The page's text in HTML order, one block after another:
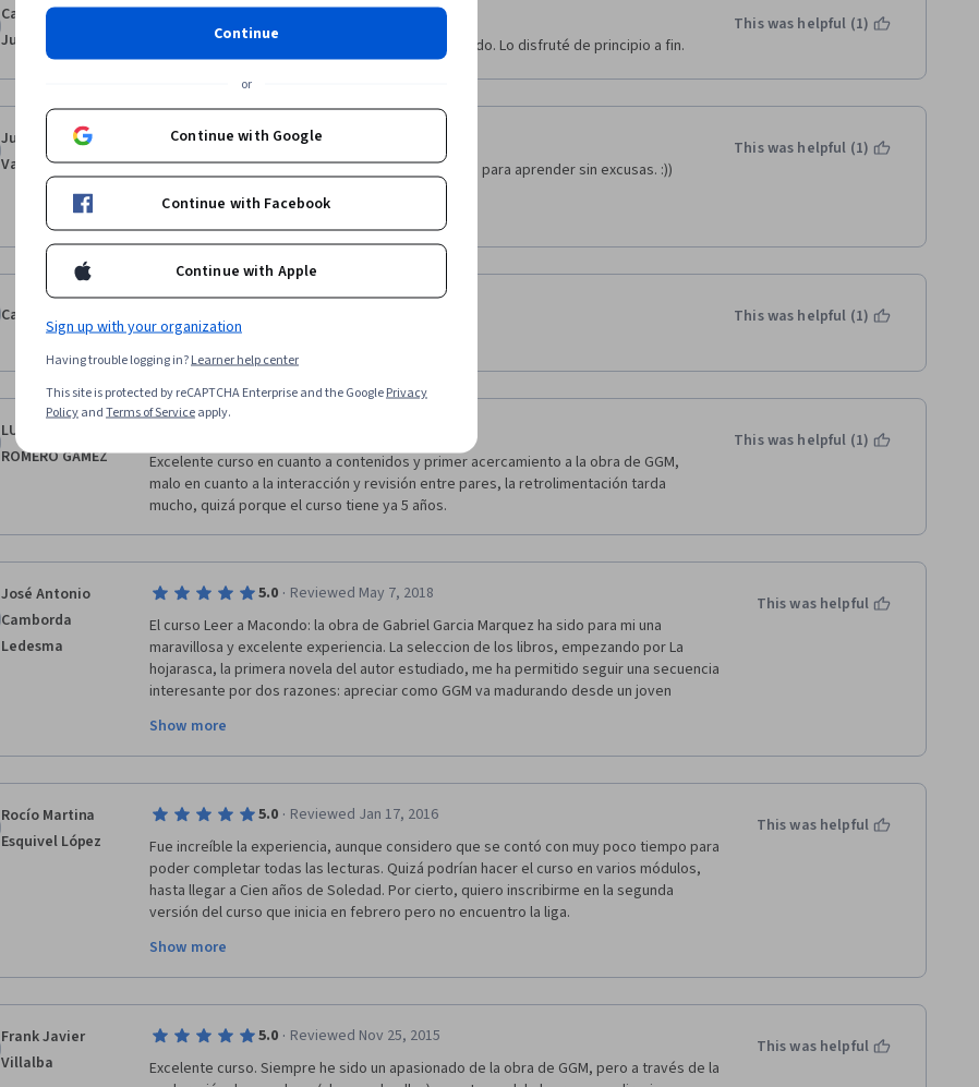
Carlos Andres
Junay Pulido
5.0 · Reviewed Mar 22, 2019
!Me encantó el curso! definitivamente lo recomiendo. Lo disfruté de principio a fin.
This was helpful (1)
Juan José Ferrin
Valdivieso
5.0 · Reviewed Jun 4, 2019
Me parece una manera mas interactiva y accesible para aprender sin excusas. :))
This was helpful (1)
Camilo Pérez G. 5.0 · Reviewed Jan 4, 2019
Excelente.
This was helpful (1)
LUIS ALFONSO
ROMERO GAMEZ
Excelente curso en cuanto a contenidos y primer acercamiento a la obra de GGM,
malo en cuanto a la interacción y revisión entre pares, la retrolimentación tarda
mucho, quizá porque el curso tiene ya 5 años.
This was helpful (1)
José Antonio
Camborda
Ledesma
5.0 · Reviewed May 7, 2018
El curso Leer a Macondo: la obra de Gabriel Garcia Marquez ha sido para mi una
maravillosa y excelente experiencia. La seleccion de los libros, empezando por La
hojarasca, la primera novela del autor estudiado, me ha permitido seguir una secuencia
interesante por dos razones: apreciar como GGM va madurando desde un joven
permite apreciar como la creacion de personajes y de historias en el primer libro
mencionado y en los siguientes propuestos en el curso como El coronel no tiene quien
le escriba, Los funerales de la Mama Grande y La mala hora, alcanzan plenitud en Cien
precisas de parte de los profesores fueron excelentes. Gracias por el curso y que
sigan los exitos planeando otros cursos mas.
Show more
This was helpful
Rocío Martina
Esquivel López
5.0 · Reviewed Jan 17, 2016
Fue increíble la experiencia, aunque considero que se contó con muy poco tiempo para
poder completar todas las lecturas. Quizá podrían hacer el curso en varios módulos,
hasta llegar a Cien años de Soledad. Por cierto, quiero inscribirme en la segunda
versión del curso que inicia en febrero pero no encuentro la liga.
Felicitaciones a todo el equipo, a la universidad, a los profesores, a los investigadores
y a todo el foro. Sobre el foro me gustaría que se permitiera más interacción entre los
Mil gracias y Feliz 2016. Así como me dijeron "no te rindas", yo también les digo "sigan
adelante con más cursos".
Show more
This was helpful
Frank Javier
Villalba
5.0 · Reviewed Nov 25, 2015
Excelente curso. Siempre he sido un apasionado de la obra de GGM, pero a través de la
This was helpful
Continue
or
Continue with Google
Continue with Facebook
Continue with Apple
Sign up with your organization
Having trouble logging in?Learner help center
This site is protected by reCAPTCHA Enterprise and the GooglePrivacy
PolicyandTerms of Serviceapply.